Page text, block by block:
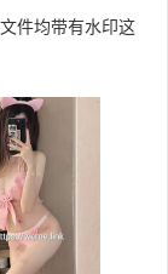
件均带有水印这